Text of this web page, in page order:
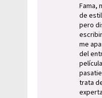
Fama,
de
pero
me
del
trata